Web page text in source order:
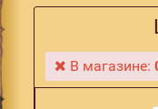
В магазине: